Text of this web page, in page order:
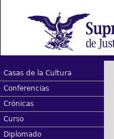
Casas de la Cultura
Conferencias
Crónicas
Curso
Diplomado